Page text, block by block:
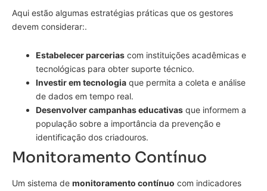
Aqui estão algumas estratégias práticas que os gestores
devem considerar:.
Estabelecer parcerias com instituições acadêmicas e
tecnológicas para obter suporte técnico.
Investir em tecnologia que permita a coleta e análise
de dados em tempo real.
Desenvolver campanhas educativas que informem a
população sobre a importância da prevenção e
identificação dos criadouros.
Monitoramento Contínuo
Um sistema de monitoramento contínuo com indicadores